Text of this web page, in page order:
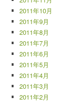
2011年10月
2011年9月
2011年8月
2011年7月
2011年6月
2011年5月
2011年4月
2011年3月
2011年2月